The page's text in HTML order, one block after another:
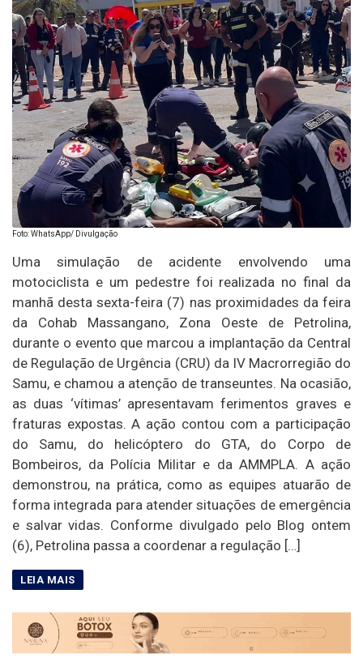
Foto: WhatsApp/ Divulgação
Uma simulação de acidente envolvendo uma
motociclista e um pedestre foi realizada no final da
manhã desta sexta-feira (7) nas proximidades da feira
da Cohab Massangano, Zona Oeste de Petrolina,
durante o evento que marcou a implantação da Central
de Regulação de Urgência (CRU) da IV Macrorregião do
Samu, e chamou a atenção de transeuntes. Na ocasião,
as duas ‘vítimas’ apresentavam ferimentos graves e
fraturas expostas. A ação contou com a participação
do Samu, do helicóptero do GTA, do Corpo de
Bombeiros, da Polícia Militar e da AMMPLA. A ação
demonstrou, na prática, como as equipes atuarão de
forma integrada para atender situações de emergência
e salvar vidas. Conforme divulgado pelo Blog ontem
(6), Petrolina passa a coordenar a regulação […]